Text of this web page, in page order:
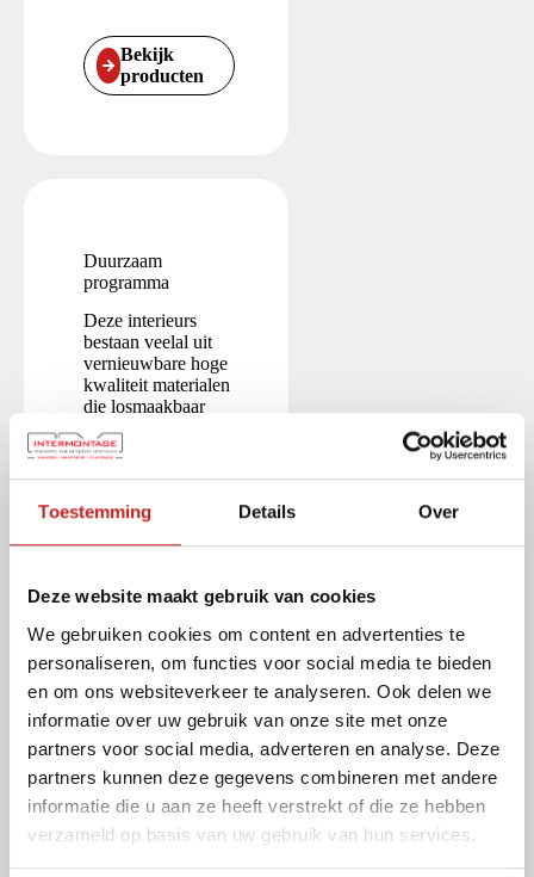
Toestemming Details Over
Deze website maakt gebruik van cookies
We gebruiken cookies om content en advertenties te
personaliseren, om functies voor social media te bieden
en om ons websiteverkeer te analyseren. Ook delen we
informatie over uw gebruik van onze site met onze
partners voor social media, adverteren en analyse. Deze
partners kunnen deze gegevens combineren met andere
informatie die u aan ze heeft verstrekt of die ze hebben
verzameld op basis van uw gebruik van hun services.
Bekijk
producten
Duurzaam
programma
Deze interieurs
bestaan veelal uit
vernieuwbare hoge
kwaliteit materialen
die losmaakbaar
zijn toegepast. Zo
bestaat ons Second
eerder toegepaste
project zijn
vernieuwing en
aanpassingen naar
wens opnieuw
ingezet. Daarnaast
is het mogelijk om
interieurs circulair
gecertificeerde,
slijtvaste en